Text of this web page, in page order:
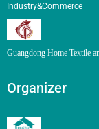
Industry&Commerce
Guangdong Home Textile
Organizer